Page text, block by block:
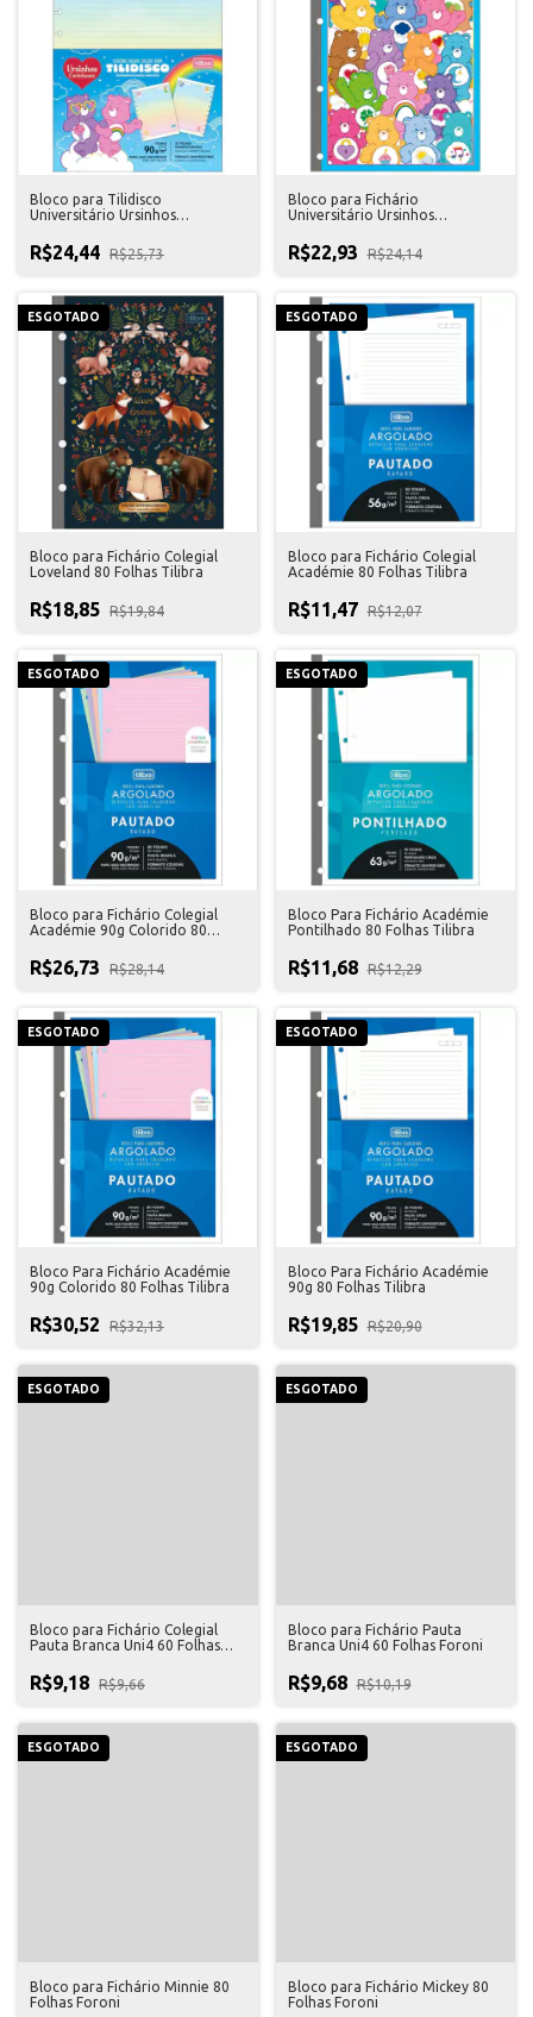
Bloco para Tilidisco
Universitário Ursinhos
R$24,44 R$25,73
Bloco para Fichário
Universitário Ursinhos
R$22,93 R$24,14
ESGOTADO
Bloco para Fichário Colegial
Loveland 80 Folhas Tilibra
R$18,85 R$19,84
ESGOTADO
Bloco para Fichário Colegial
Académie 80 Folhas Tilibra
R$11,47 R$12,07
ESGOTADO
Bloco para Fichário Colegial
Académie 90g Colorido 80
R$26,73 R$28,14
ESGOTADO
Bloco Para Fichário Académie
Pontilhado 80 Folhas Tilibra
R$11,68 R$12,29
ESGOTADO
Bloco Para Fichário Académie
90g Colorido 80 Folhas Tilibra
R$30,52 R$32,13
ESGOTADO
Bloco Para Fichário Académie
90g 80 Folhas Tilibra
R$19,85 R$20,90
ESGOTADO
Bloco para Fichário Colegial
Pauta Branca Uni4 60 Folhas
R$9,18 R$9,66
ESGOTADO
Bloco para Fichário Pauta
Branca Uni4 60 Folhas Foroni
R$9,68 R$10,19
ESGOTADO
Bloco para Fichário Minnie 80
Folhas Foroni
ESGOTADO
Bloco para Fichário Mickey 80
Folhas Foroni